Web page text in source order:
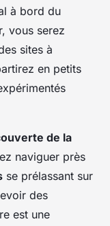
à bord du
vous serez
sites à
en petits
de la
naviguer près
se prélassant sur
des
est une